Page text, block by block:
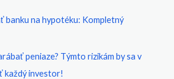
banku na hypotéku: Kompletný
peniaze? Týmto rizikám by sa v
každý investor!